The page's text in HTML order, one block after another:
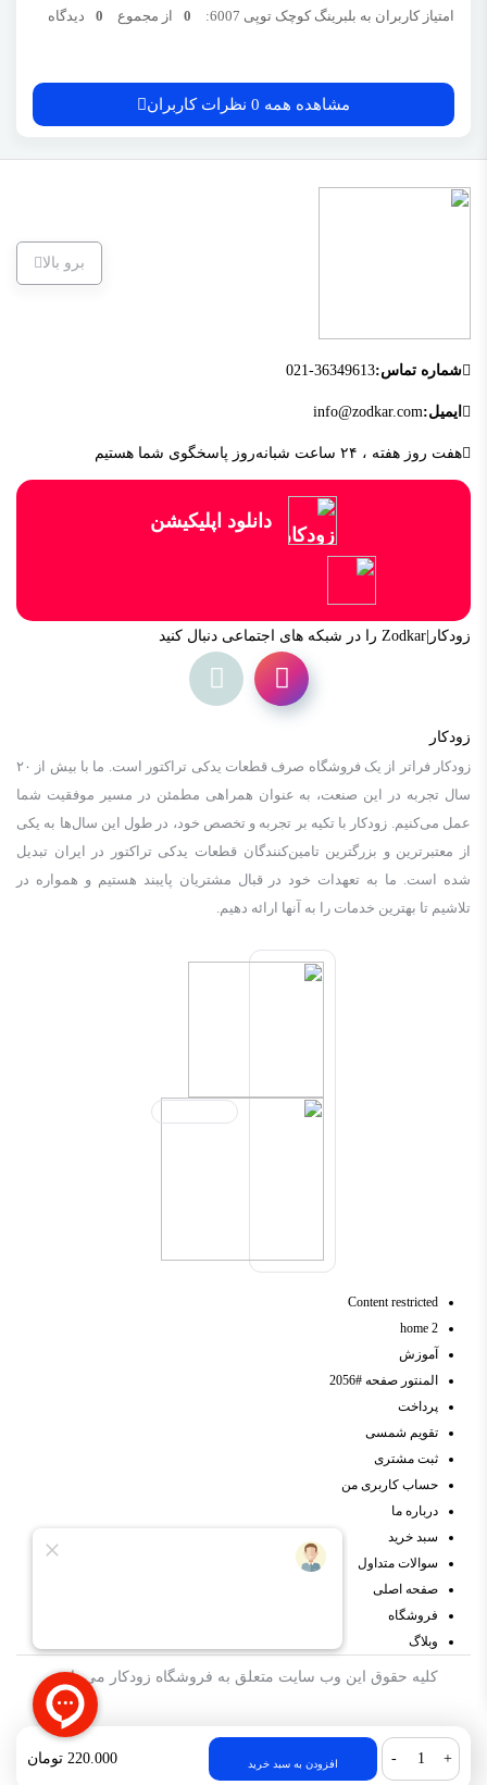
افزودن به سبد خرید 220.000 تومان
امتیاز کاربران به بلبرینگ کوچک توپی 6007: 0 از مجموع 0 دیدگاه
مشاهده همه 0 نظرات کاربران
برو بالا
شماره تماس:021-36349613
ایمیل:info@zodkar.com
هفت روز هفته ، ۲۴ ساعت شبانه‌روز پاسخگوی شما هستیم
دانلود اپلیکیشن
زودکار|Zodkar را در شبکه های اجتماعی دنبال کنید
زودکار
زودكار فراتر از یک فروشگاه صرف قطعات یدکی تراکتور است. ما با بیش از ٢٠
سال تجربه در این صنعت، به عنوان همراهی مطمئن در مسیر موفقیت شما
عمل می‌کنیم. زودكار با تکیه بر تجربه و تخصص خود، در طول این سال‌ها به یکی
از معتبرترین و بزرگترین تامین‌کنندگان قطعات یدکی تراکتور در ایران تبدیل
شده است. ما به تعهدات خود در قبال مشتریان پایبند هستیم و همواره در
تلاشیم تا بهترین خدمات را به آنها ارائه دهیم.
Content restricted
home 2
آموزش
المنتور صفحه #2056
پرداخت
تقویم شمسی
ثبت مشتری
حساب کاربری من
درباره ما
سبد خرید
سوالات متداول
صفحه اصلی
فروشگاه
وبلاگ
کلیه حقوق این وب سایت متعلق به فروشگاه زودکار می باشد